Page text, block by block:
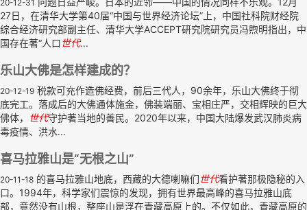
20-12-31
27日，在清华大学第40届“中国与世界经济论坛”上，中国社科院财经院
综合经济研究部副主任、清华大学ACCEPT研究院研究员冯煦明指出，中
国存在著“人口世代...
乐山大佛是怎样建成的？
20-12-19 税款可充作造佛经费，前后三代人，90余年，乐山大佛终于彻
底完工。落成后的大佛通体施金，佛装端丽、宝相庄严，交相辉映的巨大
佛体，
世代守护著当地的善民。2020年以来，中国大陆爆发武汉肺炎病
毒疫情、洪水...
喜马拉雅山是“无根之山”
20-11-18 的喜马拉雅山地底，西藏的大德喇嘛们世代看护著那极隐秘的入
口。1994年，科学家们震惊的发现，拥有世界最高峰的喜马拉雅山底
部，竟然没有山根，整座山是浮在青藏高原上的。不仅如此，青藏高原的